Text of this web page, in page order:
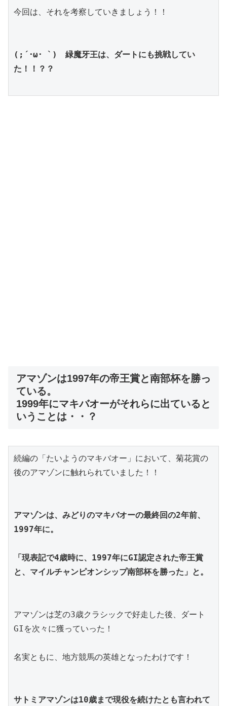
今回は、それを考察していきましょう！！
(;´･ω･ `)　緑魔牙王は、ダートにも挑戦してい
た！！？？
アマゾンは1997年の帝王賞と南部杯を勝っ
ている。
1999年にマキバオーがそれらに出ていると
いうことは・・？
続編の「たいようのマキバオー」において、菊花賞の
後のアマゾンに触れられていました！！
アマゾンは、みどりのマキバオーの最終回の2年前、
1997年に。
「現表記で4歳時に、1997年にGI認定された帝王賞
と、マイルチャンピオンシップ南部杯を勝った」と。
アマゾンは芝の3歳クラシックで好走した後、ダート
GIを次々に獲っていった！
名実ともに、地方競馬の英雄となったわけです！
サトミアマゾンは10歳まで現役を続けたとも言われて